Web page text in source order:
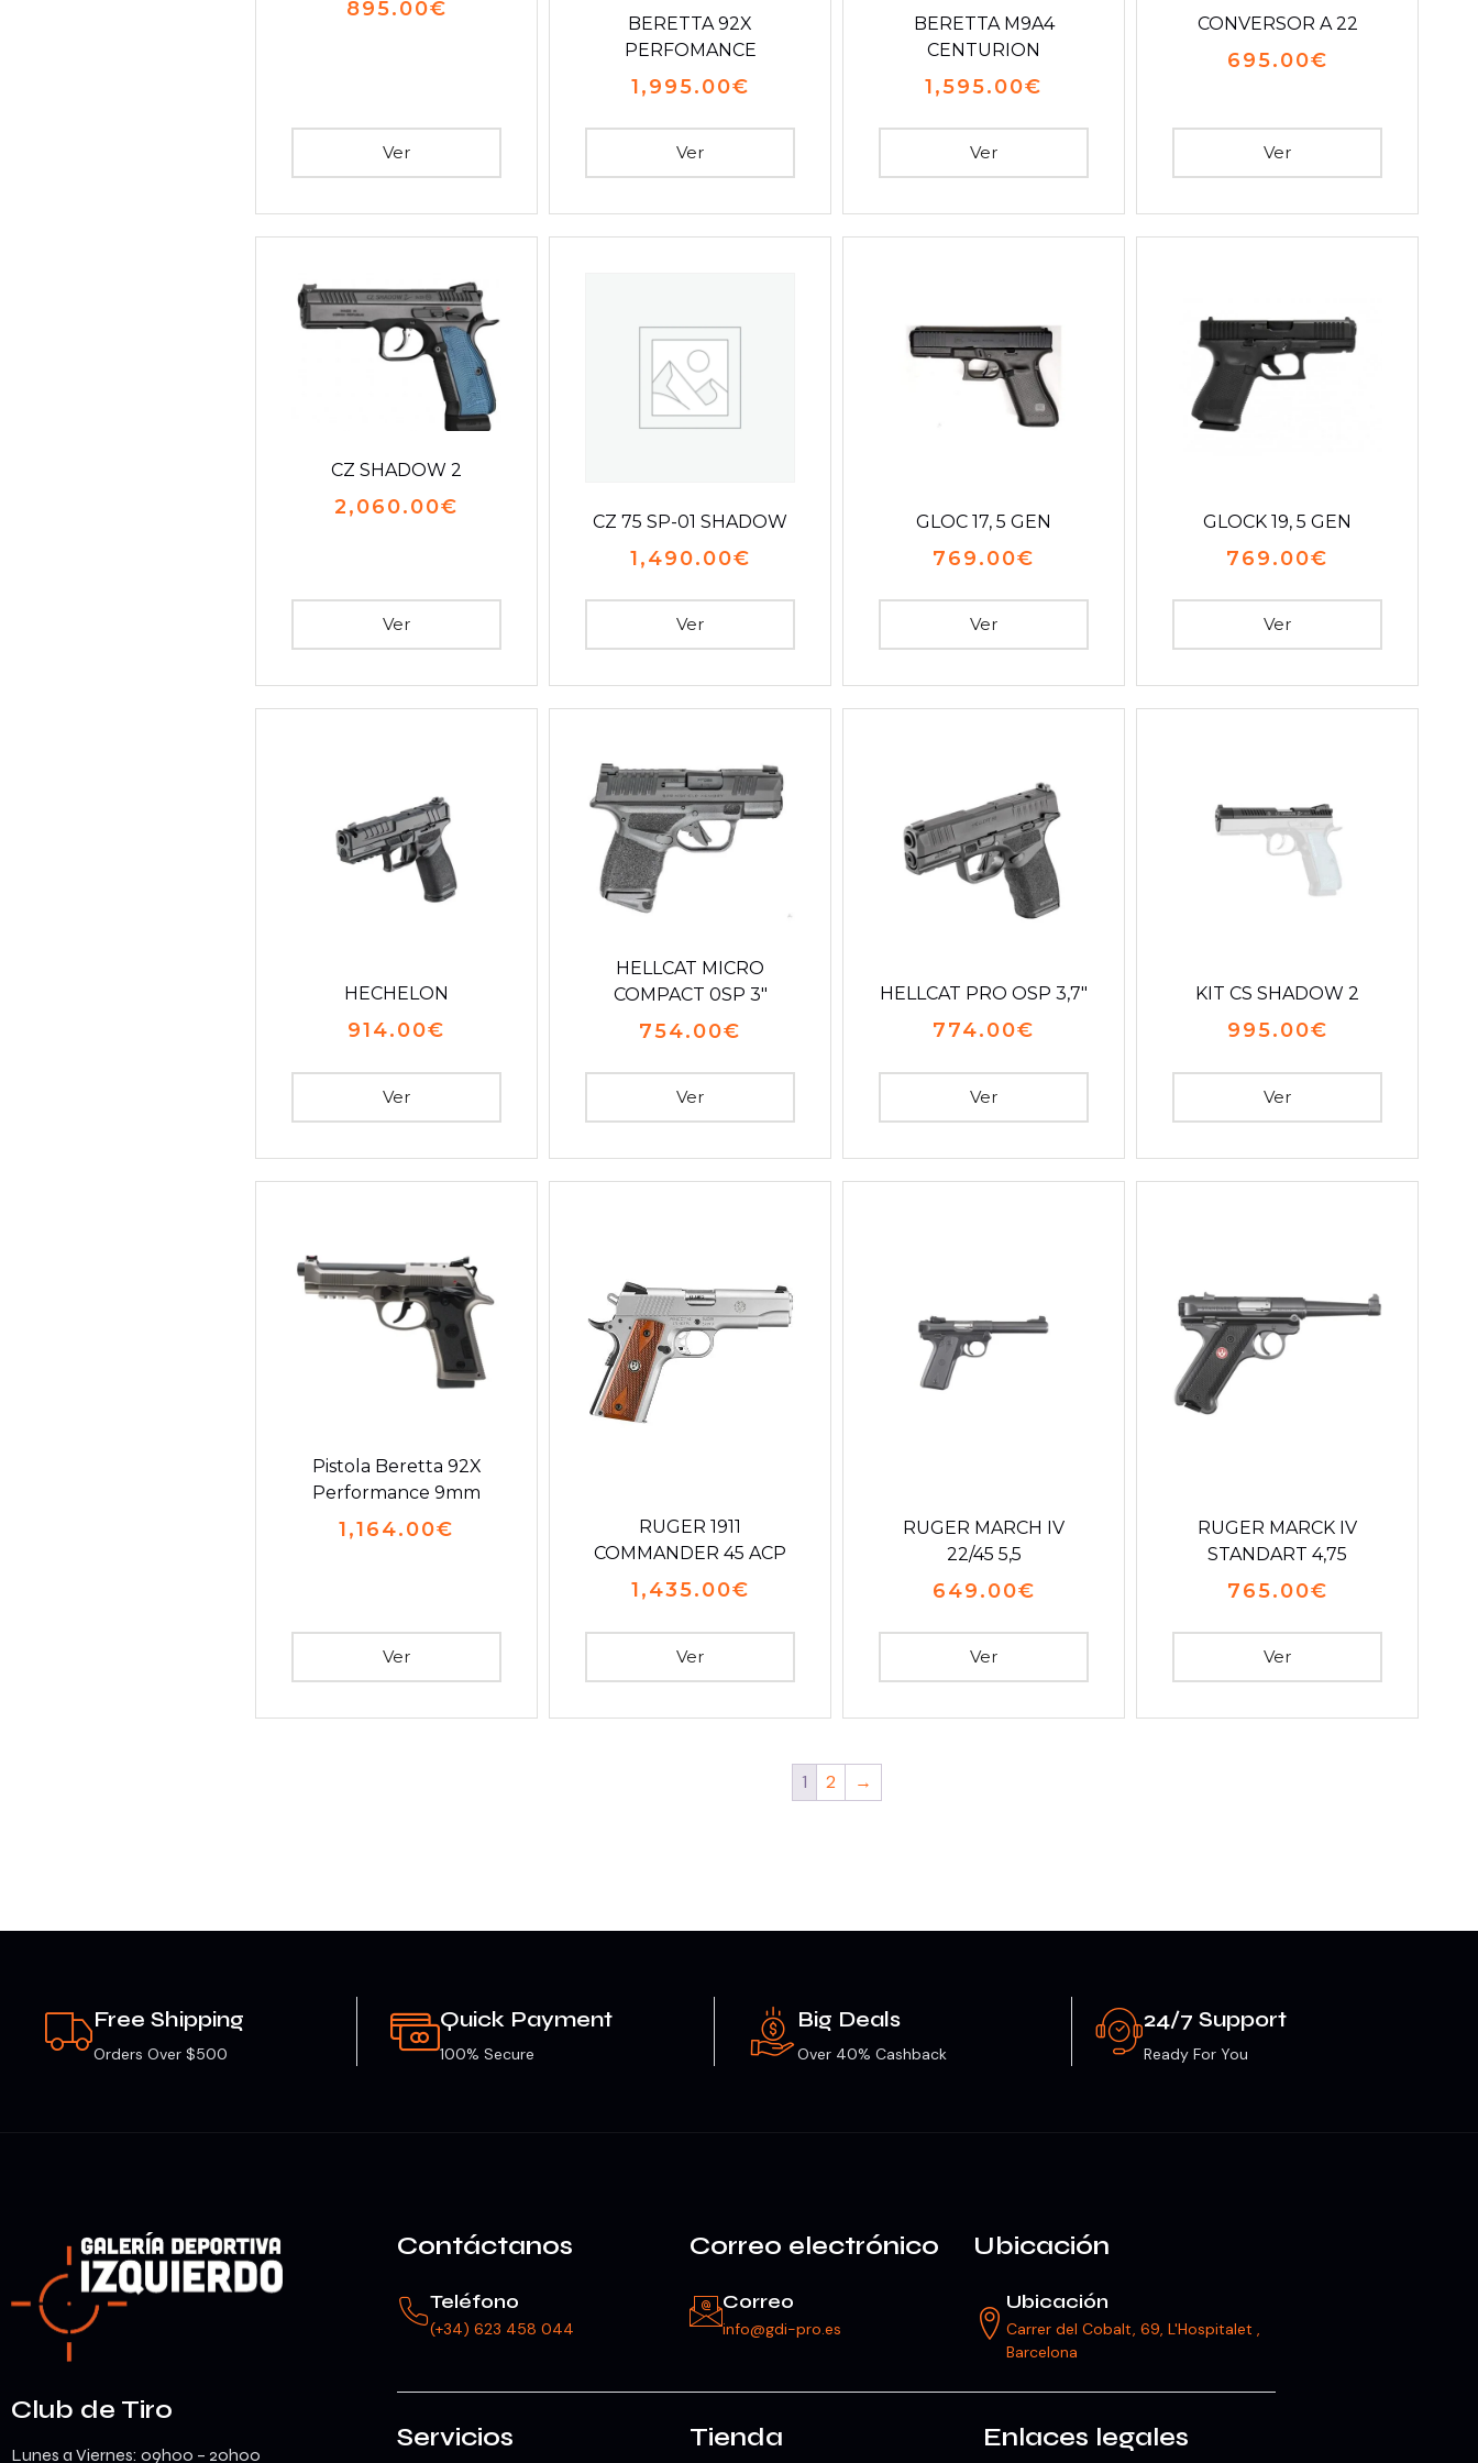
895.00€
Ver
BERETTA 92X
PERFOMANCE
1,995.00€
Ver
BERETTA M9A4
CENTURION
1,595.00€
Ver
CONVERSOR A 22
695.00€
Ver
CZ SHADOW 2
2,060.00€
Ver
CZ 75 SP-01 SHADOW
1,490.00€
Ver
GLOC 17, 5 GEN
769.00€
Ver
GLOCK 19, 5 GEN
769.00€
Ver
HECHELON
914.00€
Ver
HELLCAT MICRO
COMPACT 0SP 3″
754.00€
Ver
HELLCAT PRO OSP 3,7″
774.00€
Ver
KIT CS SHADOW 2
995.00€
Ver
Pistola Beretta 92X
Performance 9mm
1,164.00€
Ver
RUGER 1911
COMMANDER 45 ACP
1,435.00€
Ver
RUGER MARCH IV
22/45 5,5
649.00€
Ver
RUGER MARCK IV
STANDART 4,75
765.00€
Ver
1 2 →
Free Shipping
Orders Over $500
Quick Payment
100% Secure
Big Deals
Over 40% Cashback
24/7 Support
Ready For You
Club de Tiro
Lunes a Viernes: 09h00 – 20h00
Contáctanos
Teléfono
(+34) 623 458 044
Correo electrónico
Correo
info@gdi-pro.es
Ubicación
Ubicación
Carrer del Cobalt, 69, L'Hospitalet ,
Barcelona
Servicios Tienda Enlaces legales